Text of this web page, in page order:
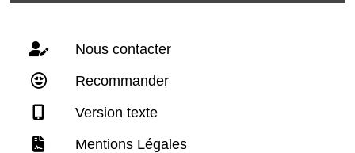
Nous contacter
Recommander
Version texte
Mentions Légales